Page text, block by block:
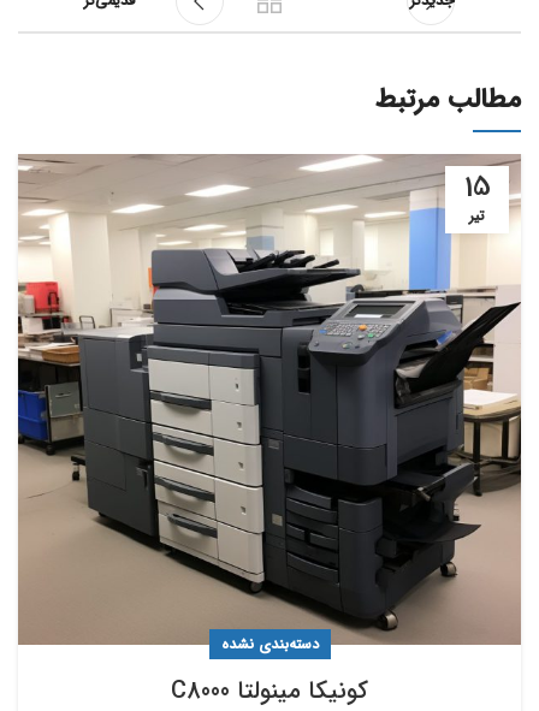
مطالب مرتبط
15
تیر
دسته‌بندی نشده
کونیکا مینولتا C8000